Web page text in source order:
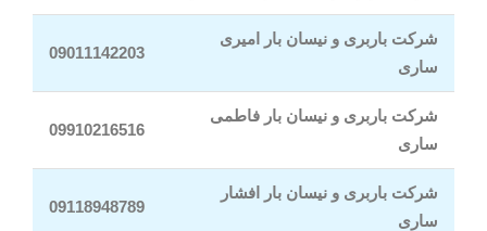
شرکت باربری و نیسان بار امیری
ساری
09011142203
شرکت باربری و نیسان بار فاطمی
ساری
09910216516
شرکت باربری و نیسان بار افشار
ساری
09118948789